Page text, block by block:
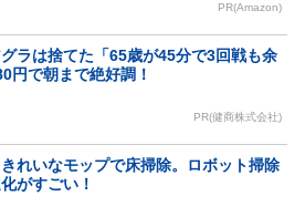
PR(Amazon)
ラは捨てた「65歳が45分で3回戦も余
円で朝まで絶好調！
PR(健商株式会社)
れいなモップで床掃除。ロボット掃除
がすごい！